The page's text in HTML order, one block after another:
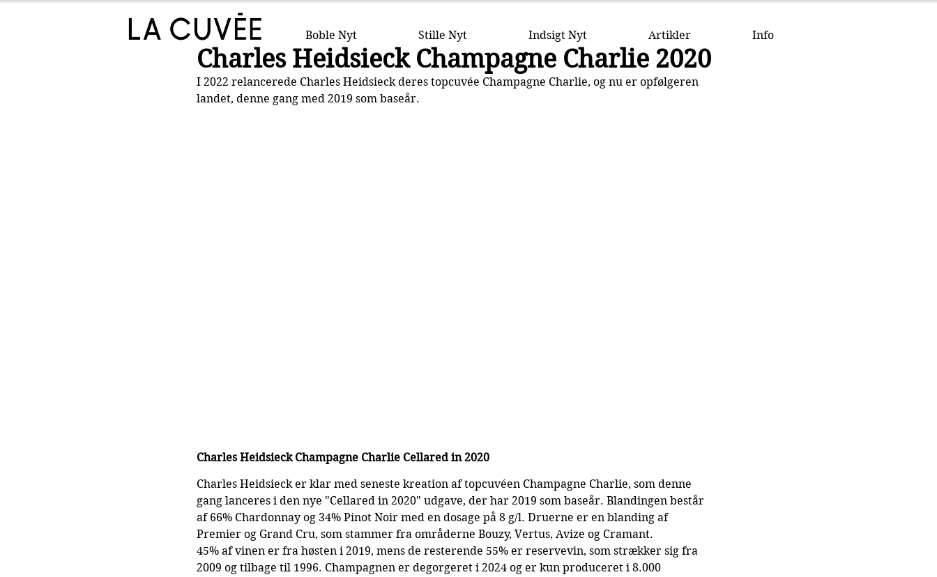
Boble Nyt Stille Nyt Indsigt Nyt Artikler Info
Charles Heidsieck Champagne Charlie 2020
I 2022 relancerede Charles Heidsieck deres topcuvée Champagne Charlie, og nu er opfølgeren
landet, denne gang med 2019 som baseår.
Charles Heidsieck Champagne Charlie Cellared in 2020
Charles Heidsieck er klar med seneste kreation af topcuvéen Champagne Charlie, som denne
gang lanceres i den nye "Cellared in 2020" udgave, der har 2019 som baseår. Blandingen består
af 66% Chardonnay og 34% Pinot Noir med en dosage på 8 g/l. Druerne er en blanding af
Premier og Grand Cru, som stammer fra områderne Bouzy, Vertus, Avize og Cramant.
45% af vinen er fra høsten i 2019, mens de resterende 55% er reservevin, som strækker sig fra
2009 og tilbage til 1996. Champagnen er degorgeret i 2024 og er kun produceret i 8.000